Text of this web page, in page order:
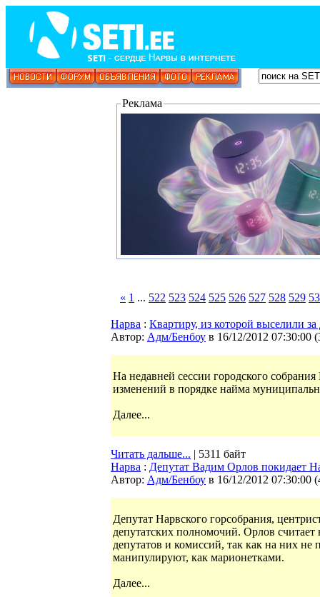
Реклама
« 1 ... 522 523 524 525 526 527 528 529
Нарва : Квартиру, из которой выселили
Автор: Адм/Бенбоу в 16/12/2012 07:30:00 (
На недавней сессии городского
изменений в порядке найма
Далее...
Читать дальше... | 5311 байт
Нарва : Депутат Вадим Орлов покидает
Автор: Адм/Бенбоу в 16/12/2012 07:30:00 (
Депутат Нарвского горсобрания,
депутатских полномочий. Орлов считает
депутатов и комиссий, так как на них
манипулируют, как марионетками.
Далее...